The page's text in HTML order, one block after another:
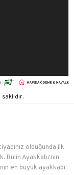
olduğunda ilk
Bulin Ayakkabı'nın
en büyük ayakkabı